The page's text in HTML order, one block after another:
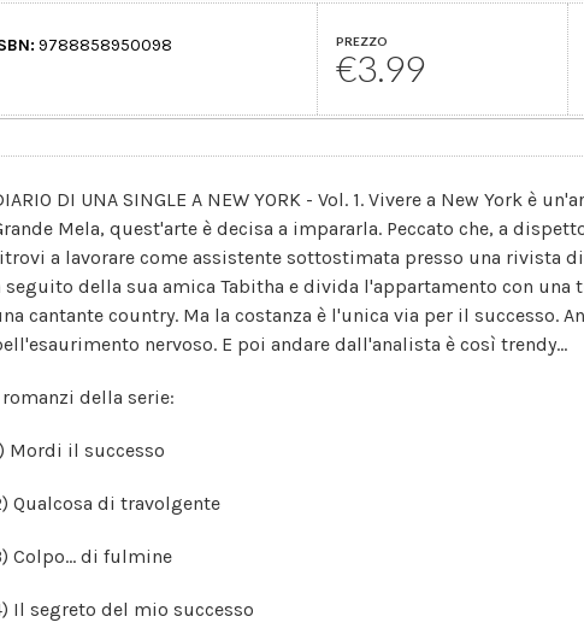
9788858950098 PREZZO
€3.99
DI UNA SINGLE A NEW YORK - Vol. 1. Vivere a New York è
Mela, quest'arte è decisa a impararla. Peccato che, a
a lavorare come assistente sottostimata presso una rivista
seguito della sua amica Tabitha e divida l'appartamento con una
cantante country. Ma la costanza è l'unica via per il successo.
nervoso. E poi andare dall'analista è così trendy...
romanzi della serie:
Mordi il successo
Qualcosa di travolgente
Colpo... di fulmine
Il segreto del mio successo